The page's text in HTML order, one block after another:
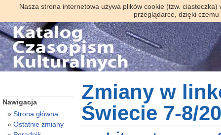
Nasza strona internetowa używa plików cookie (tzw.
przeglądarce, dzięki
Zmiany w
Świecie 7-8/
Nawigacja
Strona główna
Ostatnie zmiany